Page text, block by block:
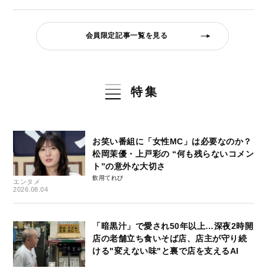
会員限定記事一覧を見る
特集
エンタメ
2026.08.04
お笑い番組に「女性MC」は必要なのか？
松岡茉優・上戸彩の “何も残らないコメン
ト”の意外な大切さ
飲用てれび
「暗黒汁」で愛され50年以上…深夜2時開
店の老舗立ち食いそば店、店主が守り続
ける"変えない味"と裏で店を支えるAI